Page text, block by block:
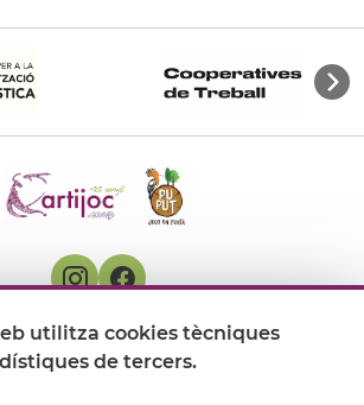
utilitza cookies tècniques
de tercers.